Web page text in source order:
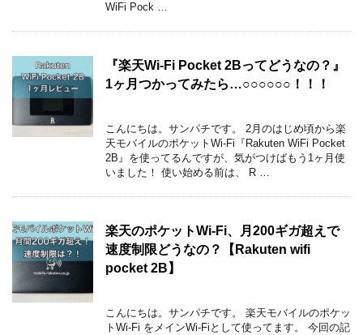
WiFi Pock …
『楽天Wi-Fi Pocket 2Bってどうなの？』
1ヶ月つかってみたら…○○○○○○！！！
こんにちは。サンパチです。 2月のはじめ頃から楽
天モバイルのポケットWi-Fi『Rakuten WiFi Pocket
2B』を使ってるんですが、気がつけばもう1ヶ月使
いました！ 使い始める前は、 R …
楽天のポケットWi-Fi、月200ギガ超えで
速度制限どうなの？【Rakuten wifi
pocket 2B】
こんにちは。サンパチです。 楽天モバイルのポケッ
トWi-Fi をメインWi-Fiとして使ってます。 今回の記